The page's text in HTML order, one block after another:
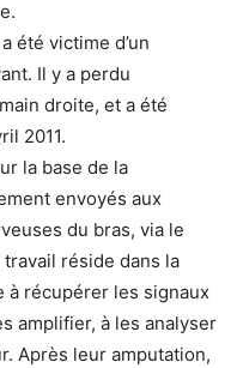
été victime d’un
Il y a perdu
droite, et a été
2011.
la base de la
envoyés aux
du bras, via le
réside dans la
à récupérer les signaux
amplifier, à les analyser
Après leur amputation,